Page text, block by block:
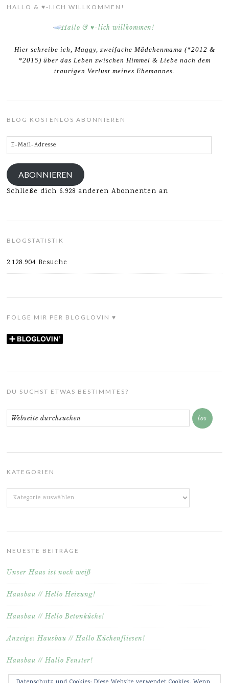
HALLO & ♥-LICH WILLKOMMEN!
Hier schreibe ich, Maggy, zweifache Mädchenmama (*2012 &
*2015) über das Leben zwischen Himmel & Liebe nach dem
traurigen Verlust meines Ehemannes.
BLOG KOSTENLOS ABONNIEREN
E-
Mail-
Adresse
ABONNIEREN
Schließe dich 6.928 anderen Abonnenten an
BLOGSTATISTIK
2.128.904 Besuche
FOLGE MIR PER BLOGLOVIN ♥
DU SUCHST ETWAS BESTIMMTES?
KATEGORIEN
Kategorien
NEUESTE BEITRÄGE
Unser Haus ist noch weiß
Hausbau // Hello Heizung!
Hausbau // Hello Betonküche!
Anzeige: Hausbau // Hallo Küchenfliesen!
Hausbau // Hallo Fenster!